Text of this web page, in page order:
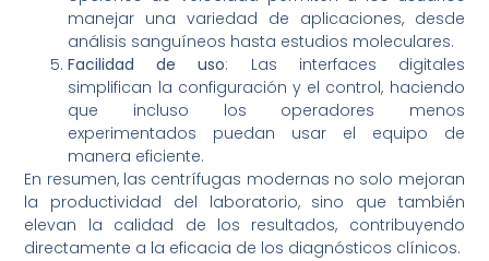
manejar una variedad de aplicaciones, desde
análisis sanguíneos hasta estudios moleculares.
Facilidad de uso: Las interfaces digitales
simplifican la configuración y el control, haciendo
que incluso los operadores menos
experimentados puedan usar el equipo de
manera eficiente.
En resumen, las centrífugas modernas no solo mejoran
la productividad del laboratorio, sino que también
elevan la calidad de los resultados, contribuyendo
directamente a la eficacia de los diagnósticos clínicos.